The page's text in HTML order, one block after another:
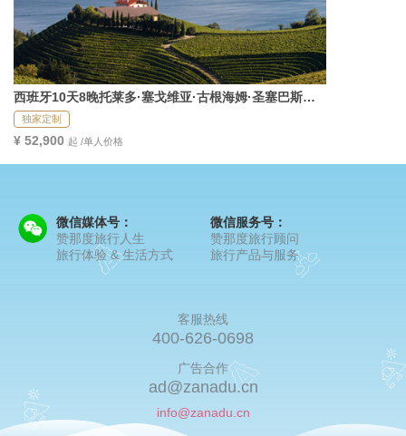
西班牙10天8晚托莱多·塞戈维亚·古根海姆·圣塞巴斯蒂
安独家定制
¥ 52,900 起 /单人价格
微信媒体号：
赞那度旅行人生
旅行体验 & 生活方式
微信服务号：
赞那度旅行顾问
旅行产品与服务
客服热线
400-626-0698
广告合作
ad@zanadu.cn
info@zanadu.cn